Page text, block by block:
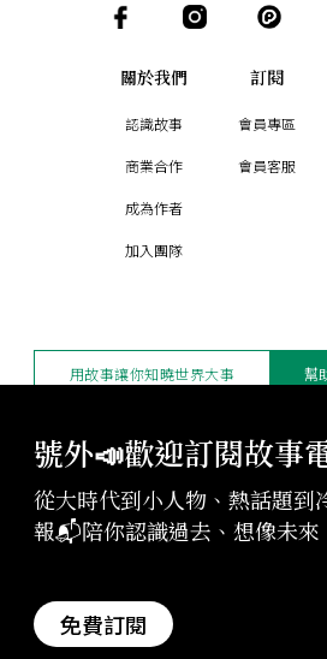
號外📣歡迎訂閱故事
從大時代到小人物、熱話題到
報📬陪你認識過去、想像未來
免費訂閱
關於我們
認識故事
商業合作
成為作者
加入團隊
訂閱
會員專區
會員客服
版權聲明與轉載規
授權與合作：
StoryStudio Inc. All Rights
用故事讓你知曉世界大事 幫